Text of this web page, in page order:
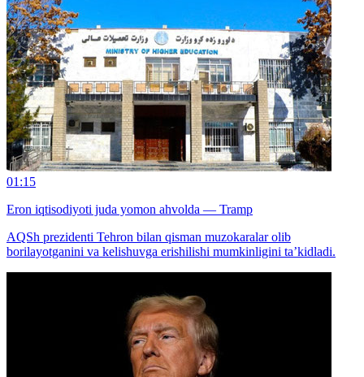
01:15
Eron iqtisodiyoti juda yomon ahvolda — Tramp
AQSh prezidenti Tehron bilan qisman muzokaralar olib
borilayotganini va kelishuvga erishilishi mumkinligini ta’kidladi.